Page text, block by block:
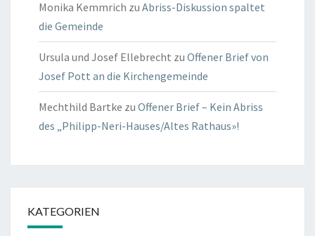
Monika Kemmrich zu Abriss-Diskussion spaltet
die Gemeinde
Ursula und Josef Ellebrecht zu Offener Brief von
Josef Pott an die Kirchengemeinde
Mechthild Bartke zu Offener Brief – Kein Abriss
des „Philipp-Neri-Hauses/Altes Rathaus»!
KATEGORIEN